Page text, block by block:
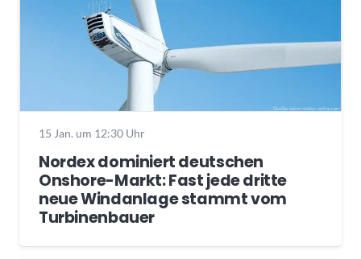
15 Jan. um 12:30 Uhr
Nordex dominiert deutschen
Onshore-Markt: Fast jede dritte
neue Windanlage stammt vom
Turbinenbauer